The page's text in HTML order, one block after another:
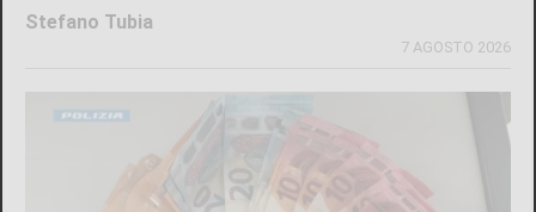
Stefano Tubia
7 AGOSTO 2026